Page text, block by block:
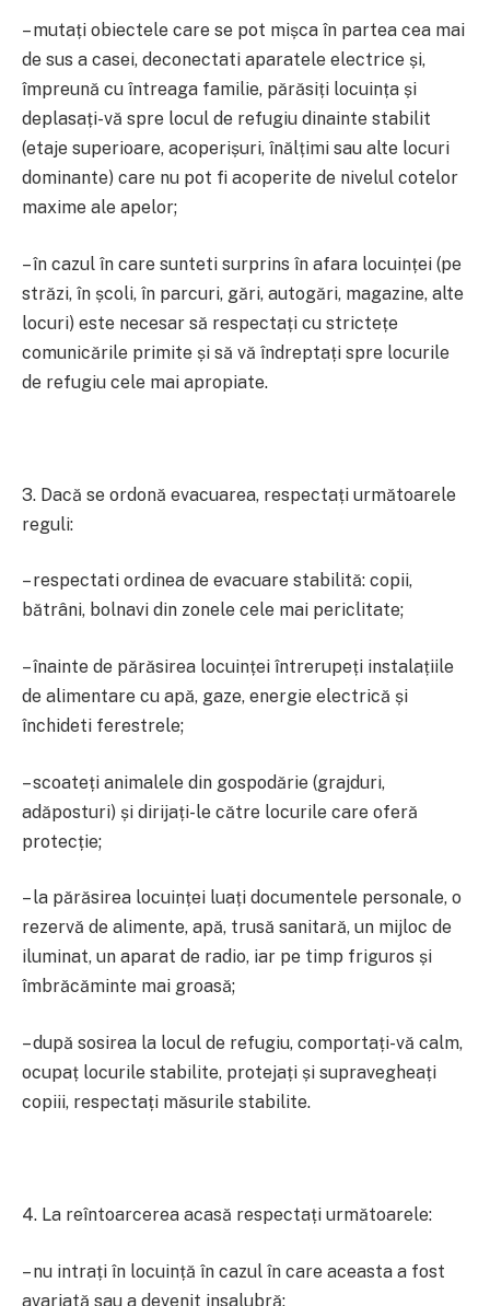
– mutați obiectele care se pot mișca în partea cea mai
de sus a casei, deconectati aparatele electrice și,
împreună cu întreaga familie, părăsiți locuința și
deplasați-vă spre locul de refugiu dinainte stabilit
(etaje superioare, acoperișuri, înălțimi sau alte locuri
dominante) care nu pot fi acoperite de nivelul cotelor
maxime ale apelor;
– în cazul în care sunteti surprins în afara locuinței (pe
străzi, în școli, în parcuri, gări, autogări, magazine, alte
locuri) este necesar să respectați cu strictețe
comunicările primite și să vă îndreptați spre locurile
de refugiu cele mai apropiate.
3. Dacă se ordonă evacuarea, respectați următoarele
reguli:
– respectati ordinea de evacuare stabilită: copii,
bătrâni, bolnavi din zonele cele mai periclitate;
– înainte de părăsirea locuinței întrerupeți instalațiile
de alimentare cu apă, gaze, energie electrică și
închideti ferestrele;
– scoateți animalele din gospodărie (grajduri,
adăposturi) și dirijați-le către locurile care oferă
protecție;
– la părăsirea locuinței luați documentele personale, o
rezervă de alimente, apă, trusă sanitară, un mijloc de
iluminat, un aparat de radio, iar pe timp friguros și
îmbrăcăminte mai groasă;
– după sosirea la locul de refugiu, comportați-vă calm,
ocupaț locurile stabilite, protejați și supravegheați
copiii, respectați măsurile stabilite.
4. La reîntoarcerea acasă respectați următoarele:
– nu intrați în locuință în cazul în care aceasta a fost
avariată sau a devenit insalubră;